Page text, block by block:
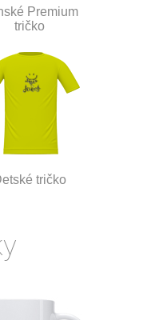
Premium
tričko
tričko